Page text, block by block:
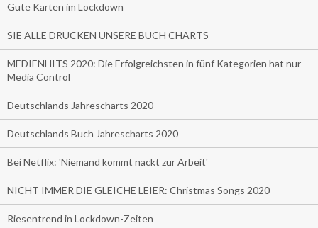
Gute Karten im Lockdown
SIE ALLE DRUCKEN UNSERE BUCH CHARTS
MEDIENHITS 2020: Die Erfolgreichsten in fünf Kategorien hat nur
Media Control
Deutschlands Jahrescharts 2020
Deutschlands Buch Jahrescharts 2020
Bei Netflix: 'Niemand kommt nackt zur Arbeit'
NICHT IMMER DIE GLEICHE LEIER: Christmas Songs 2020
Riesentrend in Lockdown-Zeiten